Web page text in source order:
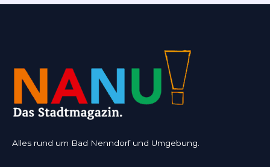
Alles rund um Bad Nenndorf und Umgebung.